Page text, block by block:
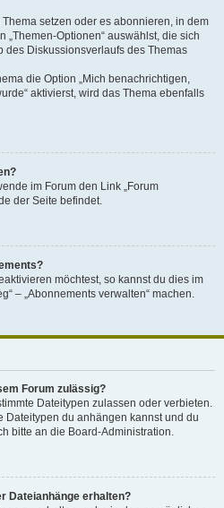
setzen oder es abonnieren, in dem
Optionen“ auswählst, die sich
Diskussionsverlaufs des Themas
die Option „Mich benachrichtigen,
aktivierst, wird das Thema ebenfalls
im Forum den Link „Forum
der Seite befindet.
möchtest, so kannst du dies im
– „Abonnements verwalten“ machen.
Forum zulässig?
Dateitypen zulassen oder verbieten.
Dateitypen du anhängen kannst und du
bitte an die Board-Administration.
Dateianhänge erhalten?